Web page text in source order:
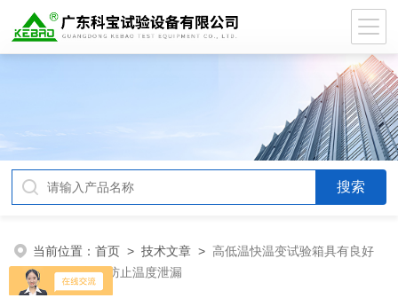
当前位置：首页 >技术文章 > 高低温快温变试验箱具有良好
的隔热性能，防止温度泄漏